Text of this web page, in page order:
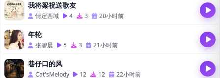
我将梁祝送歌友
情定西域 4 3 20小时前
年轮
张碧晨 5 3 21小时前
巷仔口的风
Cat'sMelody 12 12 22小时前